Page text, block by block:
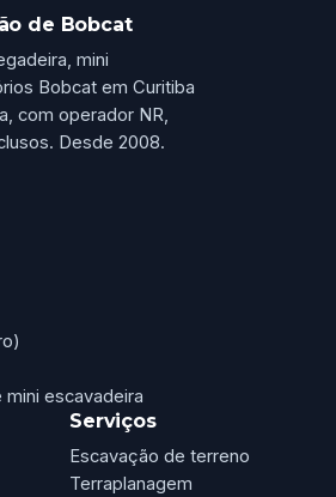
de Bobcat
mini
Bobcat em Curitiba
com operador NR,
Desde 2008.
escavadeira
Serviços
Escavação de terreno
Terraplanagem